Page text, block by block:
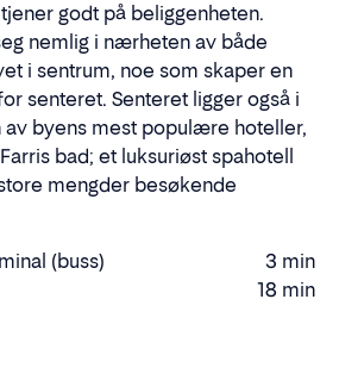
godt på beliggenheten.
nemlig i nærheten av både
i sentrum, noe som skaper en
senteret. Senteret ligger også i
av byens mest populære hoteller,
bad; et luksuriøst spahotell
mengder besøkende
(buss)
3 min
Gåtid
18 min
Kjøretid